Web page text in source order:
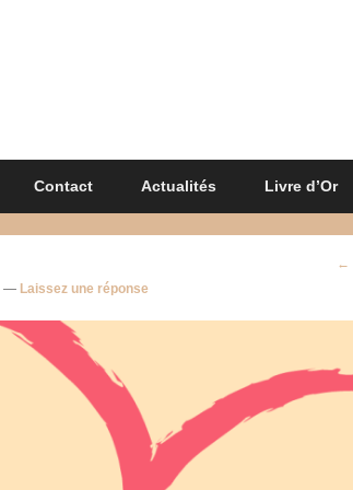
Contact Actualités Livre d’Or
←
— Laissez une réponse